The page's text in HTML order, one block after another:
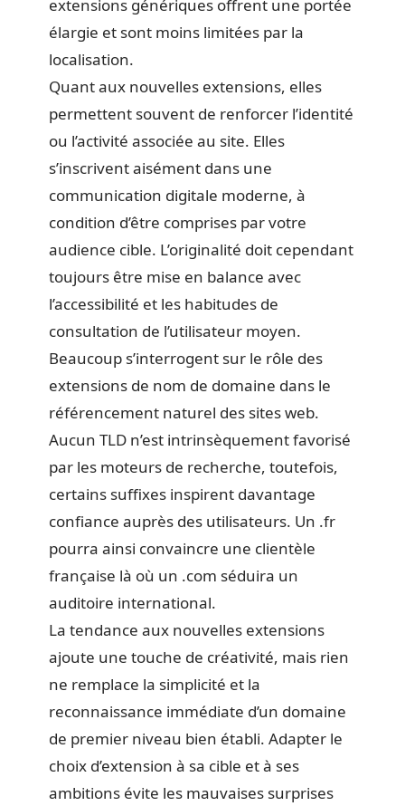
extensions génériques offrent une portée
élargie et sont moins limitées par la
localisation.
Quant aux nouvelles extensions, elles
permettent souvent de renforcer l’identité
ou l’activité associée au site. Elles
s’inscrivent aisément dans une
communication digitale moderne, à
condition d’être comprises par votre
audience cible. L’originalité doit cependant
toujours être mise en balance avec
l’accessibilité et les habitudes de
consultation de l’utilisateur moyen.
Beaucoup s’interrogent sur le rôle des
extensions de nom de domaine dans le
référencement naturel des sites web.
Aucun TLD n’est intrinsèquement favorisé
par les moteurs de recherche, toutefois,
certains suffixes inspirent davantage
confiance auprès des utilisateurs. Un .fr
pourra ainsi convaincre une clientèle
française là où un .com séduira un
auditoire international.
La tendance aux nouvelles extensions
ajoute une touche de créativité, mais rien
ne remplace la simplicité et la
reconnaissance immédiate d’un domaine
de premier niveau bien établi. Adapter le
choix d’extension à sa cible et à ses
ambitions évite les mauvaises surprises